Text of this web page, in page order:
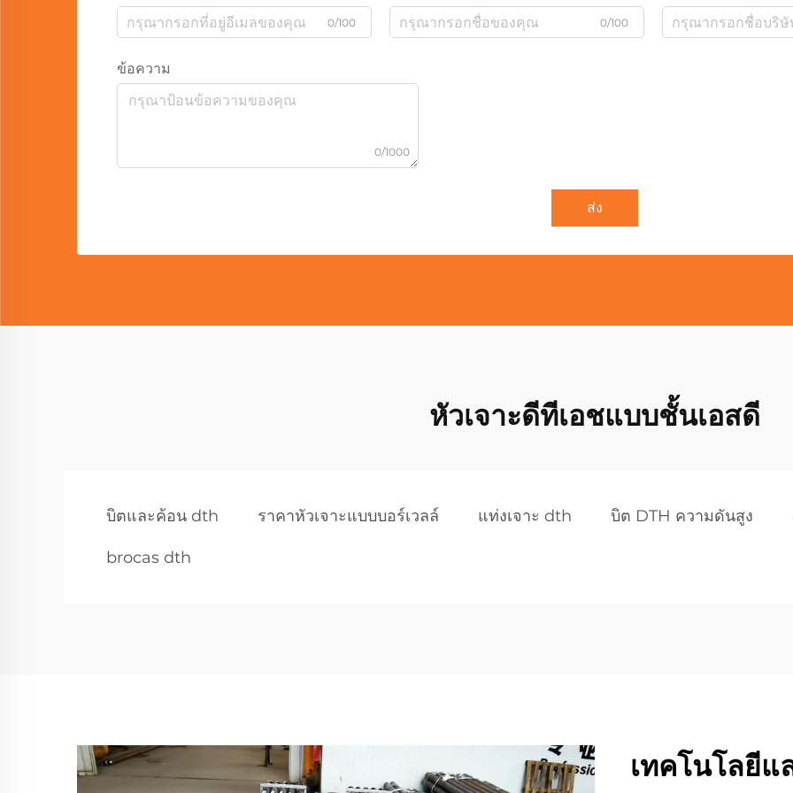
0/100 0/100
ข้อความ
0/1000
ส่ง
หัวเจาะดีทีเอชแบบชั้นเอสดี
บิตและค้อน dth ราคาหัวเจาะแบบบอร์เวลล์ แท่งเจาะ dth บิต DTH ความดันสูง
brocas dth
เทคโนโลยีแ